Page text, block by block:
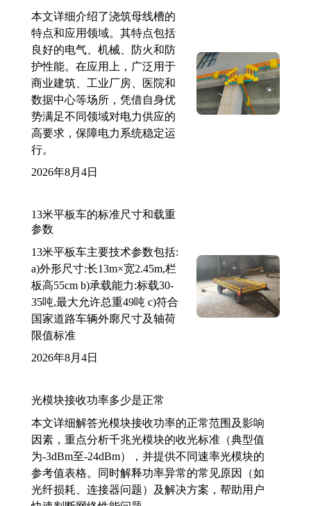
本文详细介绍了浇筑母线槽的
特点和应用领域。其特点包括
良好的电气、机械、防火和防
护性能。在应用上，广泛用于
商业建筑、工业厂房、医院和
数据中心等场所，凭借自身优
势满足不同领域对电力供应的
高要求，保障电力系统稳定运
行。
2026年8月4日
13米平板车的标准尺寸和载重
参数
13米平板车主要技术参数包括:
a)外形尺寸:长13m×宽2.45m,栏
板高55cm b)承载能力:标载30-
35吨,最大允许总重49吨 c)符合
国家道路车辆外廓尺寸及轴荷
限值标准
2026年8月4日
光模块接收功率多少是正常
本文详细解答光模块接收功率的正常范围及影响
因素，重点分析千兆光模块的收光标准（典型值
为-3dBm至-24dBm），并提供不同速率光模块的
参考值表格。同时解释功率异常的常见原因（如
光纤损耗、连接器问题）及解决方案，帮助用户